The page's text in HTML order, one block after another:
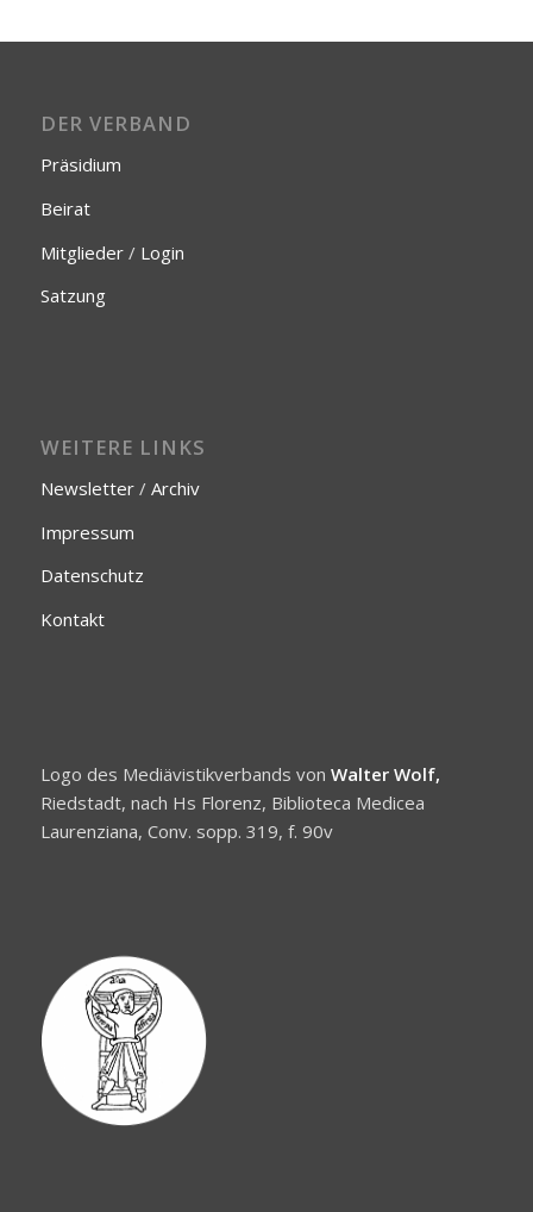
DER VERBAND
Präsidium
Beirat
Mitglieder/ Login
Satzung
WEITERE LINKS
Newsletter/ Archiv
Impressum
Datenschutz
Kontakt
Logo des Mediävistikverbands von Walter Wolf,
Riedstadt, nach Hs Florenz, Biblioteca Medicea
Laurenziana, Conv. sopp. 319, f. 90v